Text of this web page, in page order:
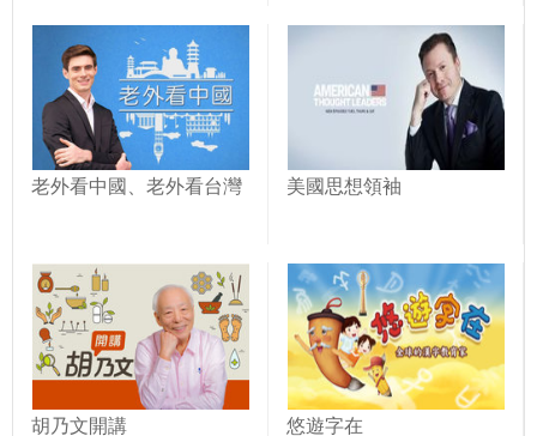
老外看中國、老外看台灣 美國思想領袖
胡乃文開講 悠遊字在